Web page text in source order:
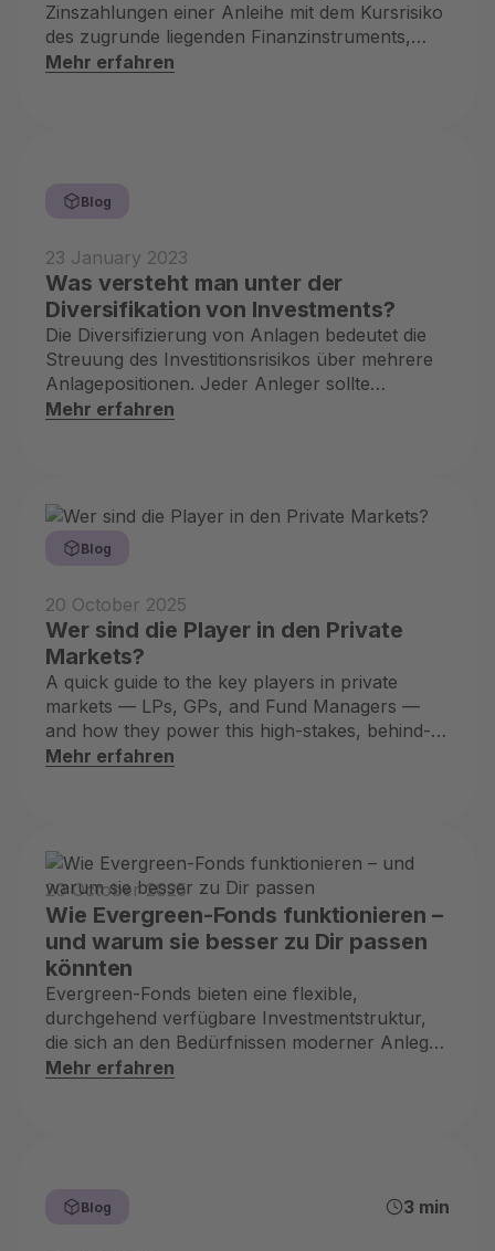
Zinszahlungen einer Anleihe mit dem Kursrisiko
des zugrunde liegenden Finanzinstruments,
zum Beispiel einer Aktie.
Mehr erfahren
Blog
23 January 2023
Was versteht man unter der
Diversifikation von Investments?
Die Diversifizierung von Anlagen bedeutet die
Streuung des Investitionsrisikos über mehrere
Anlagepositionen. Jeder Anleger sollte
diversifizieren
Mehr erfahren
Blog
20 October 2025
Wer sind die Player in den Private
Markets?
A quick guide to the key players in private
markets — LPs, GPs, and Fund Managers —
and how they power this high-stakes, behind-
the-scenes financial ecosystem.
Mehr erfahren
20 October 2025
Wie Evergreen-Fonds funktionieren –
und warum sie besser zu Dir passen
könnten
Evergreen-Fonds bieten eine flexible,
durchgehend verfügbare Investmentstruktur,
die sich an den Bedürfnissen moderner Anleger
orientiert – ohne Kapitalabrufe, ohne Bindung,
Mehr erfahren
Blog 3 min